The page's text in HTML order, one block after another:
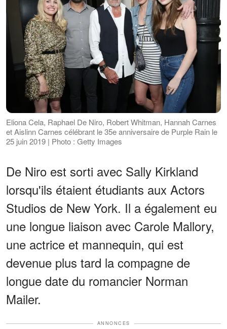
Eliona Cela, Raphael De Niro, Robert Whitman, Hannah Carnes
et Aislinn Carnes célébrant le 35e anniversaire de Purple Rain le
25 juin 2019 | Photo : Getty Images
De Niro est sorti avec Sally Kirkland
lorsqu'ils étaient étudiants aux Actors
Studios de New York. Il a également eu
une longue liaison avec Carole Mallory,
une actrice et mannequin, qui est
devenue plus tard la compagne de
longue date du romancier Norman
Mailer.
ANNONCES